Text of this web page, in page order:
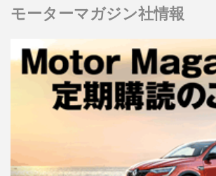
モーターマガジン社情報